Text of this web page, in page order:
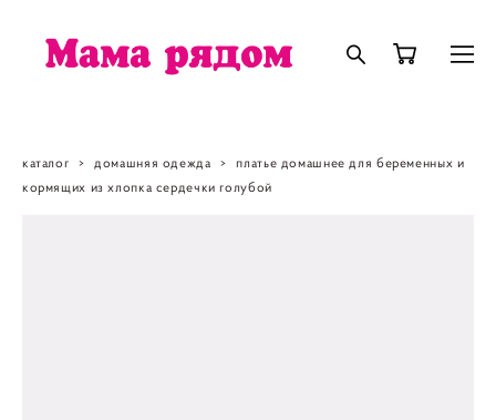
каталог > домашняя одежда >
платье домашнее для беременных и
кормящих из хлопка сердечки голубой